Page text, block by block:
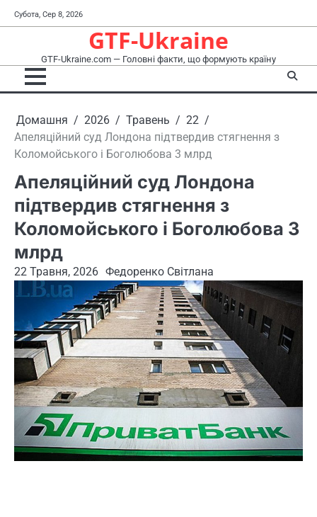
Перейти
до
Субота, Сер 8, 2026
GTF-Ukraine
GTF-Ukraine.com — Головні факти, що формують країну
Домашня 2026 Травень
22
Апеляційний суд Лондона підтвердив стягнення з
Коломойського і Боголюбова 3 млрд
Апеляційний суд Лондона
підтвердив стягнення з
Коломойського і Боголюбова 3
млрд
22 Травня, 2026 Федоренко Світлана